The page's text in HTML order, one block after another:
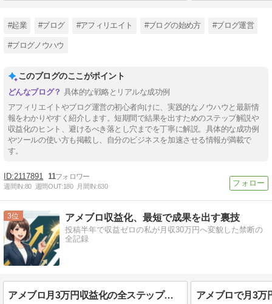
#起業 #ブログ #アフィリエイト #ブログの始め方 #ブログ運営
#ブログノウハウ
このブログのここがポイント
具体的な戦略とリアルな成功例
アフィリエイトやブログ運営の初心者向けに、実践的なノウハウと最新情
報をわかりやすく紹介します。短期間で結果を出すためのステップ解説や
収益化のヒント、避けるべき落とし穴までを丁寧に解説。具体的な成功例
やツールの使い方も掲載し、自分のビジネスを加速させる情報が満載で
す。
2117891 11
週間IN:80 週間OUT:180 月間IN:630
3 アメブロ収益化、最短で成果を出す裏技
投稿半年で収益ゼロの私が月収30万円へ変貌した禁断の
全記録
アメブロ月3万円収益化の全ステップ！失敗から学ぶロードマップ